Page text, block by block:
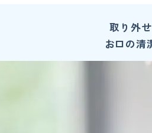
取り外
お口の清